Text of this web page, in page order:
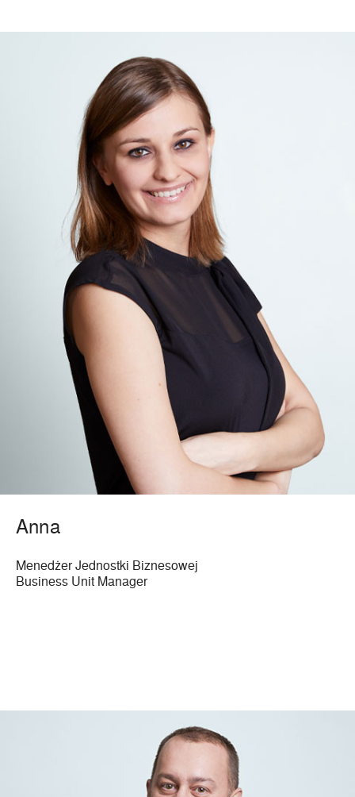
Anna
Menedżer Jednostki Biznesowej
Business Unit Manager